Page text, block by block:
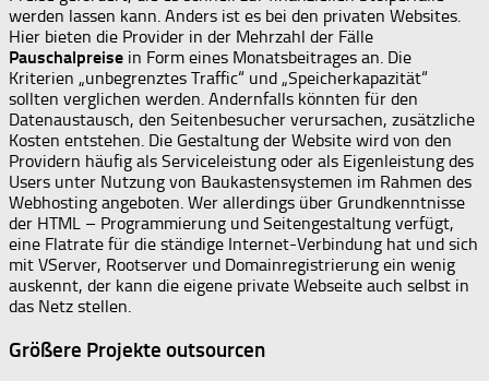
werden lassen kann. Anders ist es bei den privaten Websites.
Hier bieten die Provider in der Mehrzahl der Fälle
Pauschalpreise in Form eines Monatsbeitrages an. Die
Kriterien „unbegrenztes Traffic“ und „Speicherkapazität“
sollten verglichen werden. Andernfalls könnten für den
Datenaustausch, den Seitenbesucher verursachen, zusätzliche
Kosten entstehen. Die Gestaltung der Website wird von den
Providern häufig als Serviceleistung oder als Eigenleistung des
Users unter Nutzung von Baukastensystemen im Rahmen des
Webhosting angeboten. Wer allerdings über Grundkenntnisse
der HTML – Programmierung und Seitengestaltung verfügt,
eine Flatrate für die ständige Internet-Verbindung hat und sich
mit VServer, Rootserver und Domainregistrierung ein wenig
auskennt, der kann die eigene private Webseite auch selbst in
das Netz stellen.
Größere Projekte outsourcen